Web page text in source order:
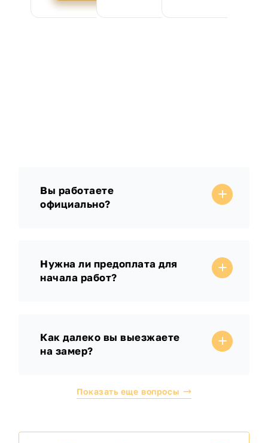
Вы работаете
официально?
Нужна ли предоплата для
начала работ?
Как далеко вы выезжаете
на замер?
Показать еще вопросы